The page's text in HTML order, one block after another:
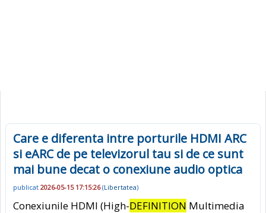
Care e diferenta intre porturile HDMI ARC
si eARC de pe televizorul tau si de ce sunt
mai bune decat o conexiune audio optica
publicat 2026-05-15 17:15:26(Libertatea)
Conexiunile HDMI (High-DEFINITION Multimedia